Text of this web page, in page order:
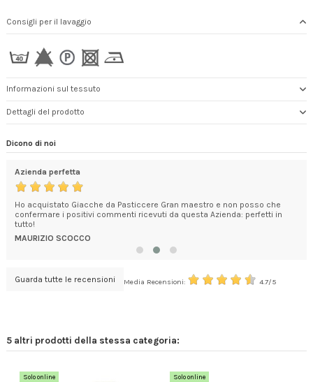
Consigli per il lavaggio
Informazioni sul tessuto
Dettagli del prodotto
Dicono di noi
Azienda perfetta
Ho acquistato Giacche da Pasticcere Gran maestro e non posso che
confermare i positivi commenti ricevuti da questa Azienda: perfetti in
tutto!
MAURIZIO SCOCCO
Guarda tutte le recensioni Media Recensioni: 4.7/5
5 altri prodotti della stessa categoria:
Solo online Solo online